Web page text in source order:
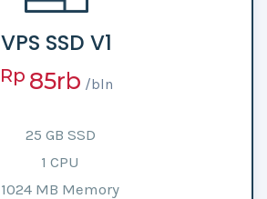
VPS SSD V1
Rp 85rb /bln
25 GB SSD
1 CPU
1024 MB Memory